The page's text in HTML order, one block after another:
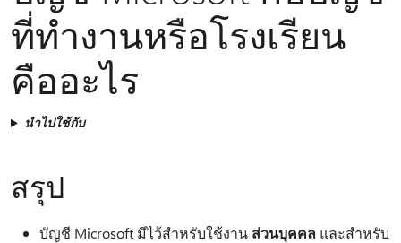
ที่ทำงานหรือโรงเรียน
คืออะไร
นำไปใช้กับ
สรุป
บัญชี Microsoft มีไว้สําหรับใช้งาน ส่วนบุคคล และสําหรับ